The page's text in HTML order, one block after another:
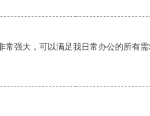
强大，可以满足我日常办公的所有